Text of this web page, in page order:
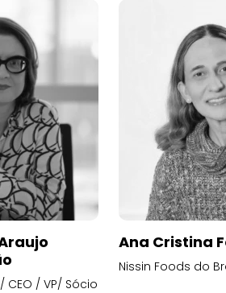
/ VP/ Sócio
Ana Cristina
Nissin Foods do